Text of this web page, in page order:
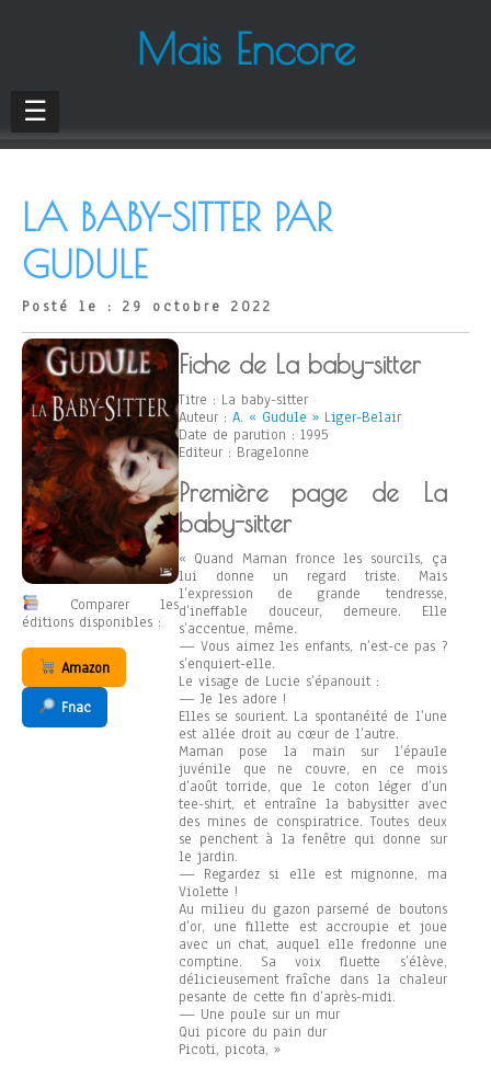
Mais Encore
☰
LA BABY-SITTER PAR
GUDULE
Posté le : 29 octobre 2022
Comparer les
éditions disponibles :
Amazon
Fnac
Fiche de La baby-sitter
Titre : La baby-sitter
Auteur : A. « Gudule » Liger-Belair
Date de parution : 1995
Editeur : Bragelonne
Première page de La
baby-sitter
« Quand Maman fronce les sourcils, ça
lui donne un regard triste. Mais
l’expression de grande tendresse,
d’ineffable douceur, demeure. Elle
s’accentue, même.
— Vous aimez les enfants, n’est-ce pas ?
s’enquiert-elle.
Le visage de Lucie s’épanouit :
— Je les adore !
Elles se sourient. La spontanéité de l’une
est allée droit au cœur de l’autre.
Maman pose la main sur l’épaule
juvénile que ne couvre, en ce mois
d’août torride, que le coton léger d’un
tee-shirt, et entraîne la babysitter avec
des mines de conspiratrice. Toutes deux
se penchent à la fenêtre qui donne sur
le jardin.
— Regardez si elle est mignonne, ma
Violette !
Au milieu du gazon parsemé de boutons
d’or, une fillette est accroupie et joue
avec un chat, auquel elle fredonne une
comptine. Sa voix fluette s’élève,
délicieusement fraîche dans la chaleur
pesante de cette fin d’après-midi.
— Une poule sur un mur
Qui picore du pain dur
Picoti, picota, »